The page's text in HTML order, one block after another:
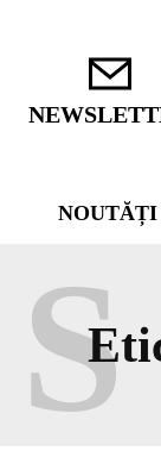
NOUTĂȚI
S